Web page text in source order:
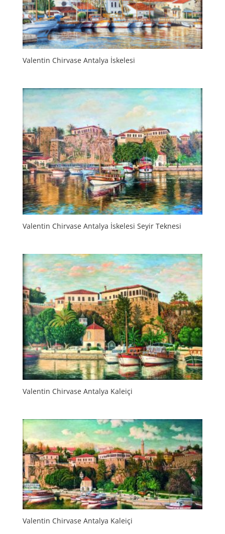
Valentin Chirvase Antalya İskelesi
Valentin Chirvase Antalya İskelesi Seyir Teknesi
Valentin Chirvase Antalya Kaleiçi
Valentin Chirvase Antalya Kaleiçi